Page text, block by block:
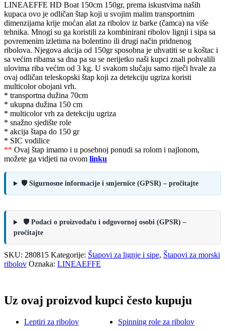
LINEAEFFE HD Boat 150cm 150gr, prema iskustvima naših
kupaca ovo je odličan štap koji u svojim malim transportnim
dimenzijama krije moćan alat za ribolov iz barke (čamca) na više
tehnika. Mnogi su ga koristili za kombinirani ribolov lignji i sipa sa
povremenim izletima na bolentino ili drugi način pridnenog
ribolova. Njegova akcija od 150gr sposobna je uhvatiti se u koštac i
sa većim ribama sa dna pa su se nerijetko naši kupci znali pohvalili
ulovima riba većim od 3 kg. U svakom slučaju samo riječi hvale za
ovaj odličan teleskopski štap koji za detekciju ugriza koristi
multicolor obojani vrh.
* transportna dužina 70cm
* ukupna dužina 150 cm
* multicolor vrh za detekciju ugriza
* snažno sjedište role
* akcija štapa do 150 gr
* SIC vodilice
** Ovaj štap imamo i u posebnoj ponudi sa rolom i najlonom,
možete ga vidjeti na ovom linku
🛡️ Sigurnosne informacije i smjernice (GPSR) – pročitajte
🛡️ Podaci o proizvođaču i odgovornoj osobi (GPSR) –
pročitajte
SKU: 280815 Kategorije: Štapovi za lignje i sipe, Štapovi za morski
ribolov Oznaka: LINEAEFFE
Uz ovaj proizvod kupci često kupuju
Leptiri za ribolov Spinning role za ribolov